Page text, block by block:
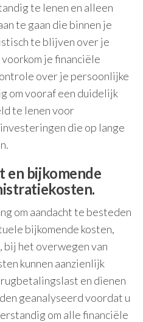
te lenen en alleen
te gaan die binnen je
te blijven over je
je financiële
over je persoonlijke
om vooraf een duidelijk
te lenen voor
die op lange
en bijkomende
om aandacht te besteden
bijkomende kosten,
het overwegen van
kunnen aanzienlijk
en dienen
geanalyseerd voordat u
om alle financiële